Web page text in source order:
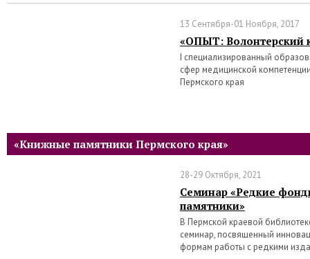
13 Сентября-01 Ноября, 2017
«ОПЫТ: Волонтерский
I специализированный
сфер медицинской
Пермского края
«Книжные памятники Пермского края»
28-29 Октября, 2021
Семинар «Редкие
памятники»
В Пермской краевой
семинар, посвященный
формам работы с редкими